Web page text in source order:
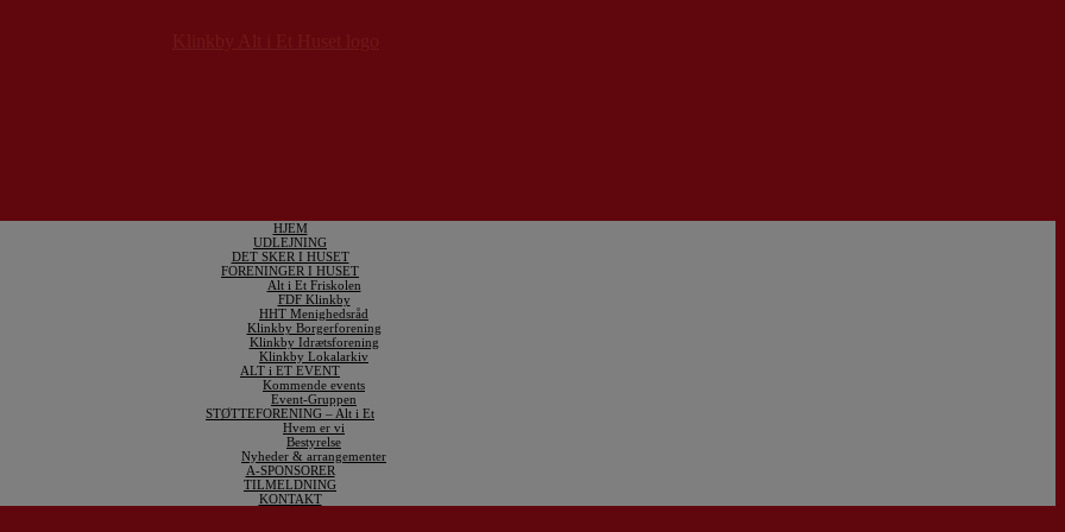
HJEM
UDLEJNING
DET SKER I HUSET
FORENINGER I HUSET
Alt i Et Friskolen
FDF Klinkby
HHT Menighedsråd
Klinkby Borgerforening
Klinkby Idrætsforening
Klinkby Lokalarkiv
ALT i ET EVENT
Kommende events
Event-Gruppen
STØTTEFORENING – Alt i Et
Hvem er vi
Bestyrelse
Nyheder & arrangementer
A-SPONSORER
TILMELDNING
KONTAKT